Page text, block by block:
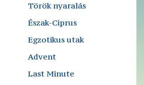
Török nyaralás
Észak-Ciprus
Egzotikus utak
Advent
Last Minute